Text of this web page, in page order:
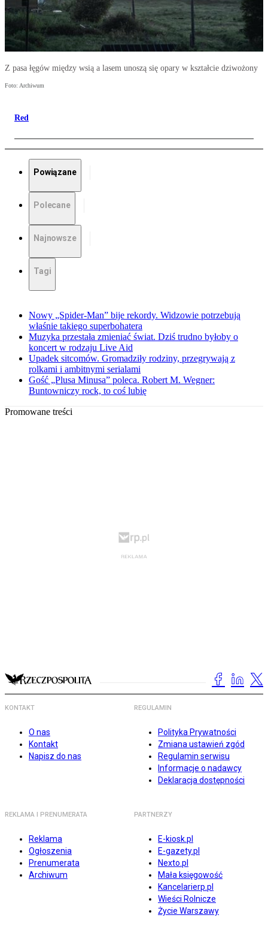
Z pasa łęgów między wsią a lasem unoszą się opary w kształcie dziwożony
Foto: Archiwum
Red
Powiązane
Polecane
Najnowsze
Tagi
Nowy „Spider-Man” bije rekordy. Widzowie potrzebują
właśnie takiego superbohatera
Muzyka przestała zmieniać świat. Dziś trudno byłoby o
koncert w rodzaju Live Aid
Upadek sitcomów. Gromadziły rodziny, przegrywają z
rolkami i ambitnymi serialami
Gość „Plusa Minusa” poleca. Robert M. Wegner:
Buntowniczy rock, to coś lubię
Promowane treści
KONTAKT
O nas
Kontakt
Napisz do nas
REGULAMIN
Polityka Prywatności
Zmiana ustawień zgód
Regulamin serwisu
Informacje o nadawcy
Deklaracja dostępności
REKLAMA I PRENUMERATA
Reklama
Ogłoszenia
Prenumerata
Archiwum
PARTNERZY
E-kiosk.pl
E-gazety.pl
Nexto.pl
Mała księgowość
Kancelarierp.pl
Wieści Rolnicze
Życie Warszawy